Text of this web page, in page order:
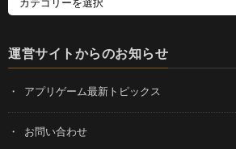
運営サイトからのお知らせ
アプリゲーム最新トピックス
お問い合わせ